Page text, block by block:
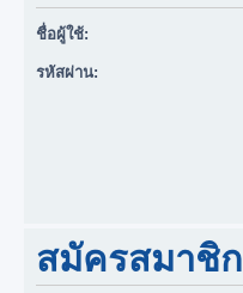
ชื่อผู้ใช้:
รหัสผ่าน:
สมัครสมาชิก